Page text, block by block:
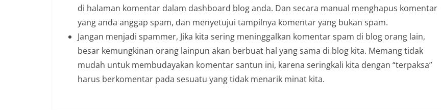
di halaman komentar dalam dashboard blog anda. Dan secara manual menghapus komentar
yang anda anggap spam, dan menyetujui tampilnya komentar yang bukan spam.
Jangan menjadi spammer, Jika kita sering meninggalkan komentar spam di blog orang lain,
besar kemungkinan orang lainpun akan berbuat hal yang sama di blog kita. Memang tidak
mudah untuk membudayakan komentar santun ini, karena seringkali kita dengan “terpaksa”
harus berkomentar pada sesuatu yang tidak menarik minat kita.